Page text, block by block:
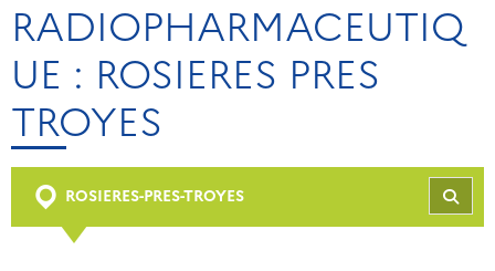
RADIOPHARMACEUTIQ
UE : ROSIERES PRES
TROYES
ROSIERES-PRES-TROYES